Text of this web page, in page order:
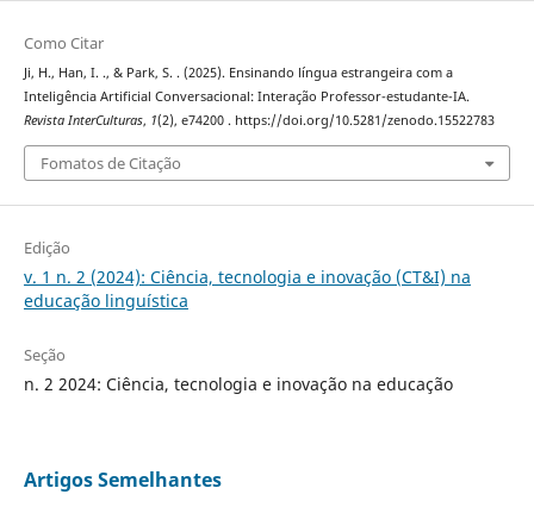
Como Citar
Ji, H., Han, I. ., & Park, S. . (2025). Ensinando língua estrangeira com a
Inteligência Artificial Conversacional: Interação Professor-estudante-IA.
Revista InterCulturas, 1(2), e74200 . https://doi.org/10.5281/zenodo.15522783
Fomatos de Citação
Edição
v. 1 n. 2 (2024): Ciência, tecnologia e inovação (CT&I) na
educação linguística
Seção
n. 2 2024: Ciência, tecnologia e inovação na educação
Artigos Semelhantes